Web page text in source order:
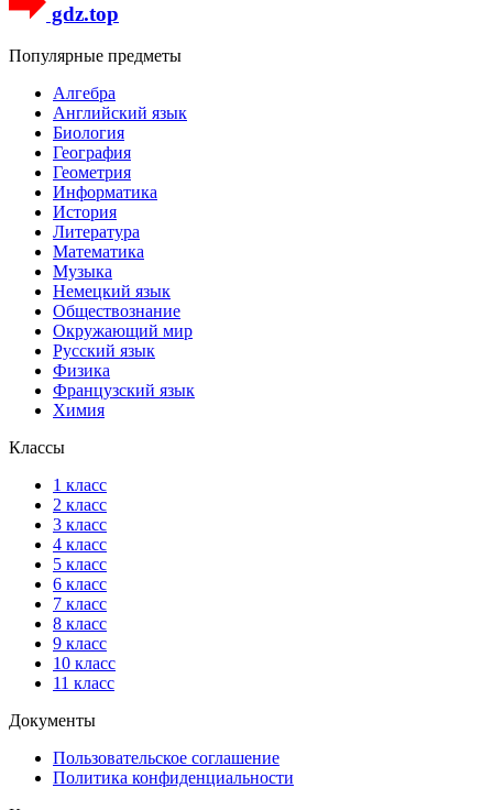
gdz.top
Популярные предметы
Алгебра
Английский язык
Биология
География
Геометрия
Информатика
История
Литература
Математика
Музыка
Немецкий язык
Обществознание
Окружающий мир
Русский язык
Физика
Французский язык
Химия
Классы
1 класс
2 класс
3 класс
4 класс
5 класс
6 класс
7 класс
8 класс
9 класс
10 класс
11 класс
Документы
Пользовательское соглашение
Политика конфиденциальности